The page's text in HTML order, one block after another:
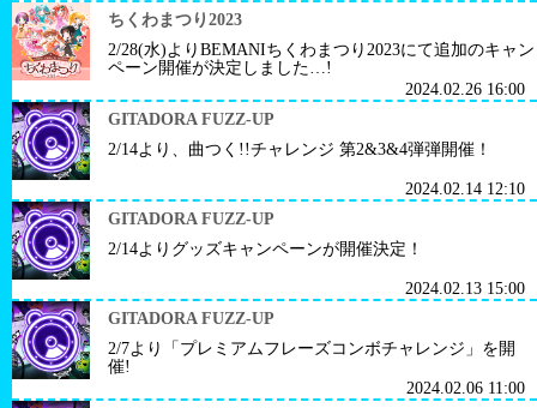
ちくわまつり2023
2/28(水)よりBEMANIちくわまつり2023にて追加のキャン
ペーン開催が決定しました…!
2024.02.26 16:00
GITADORA FUZZ-UP
2/14より、曲つく!!チャレンジ 第2&3&4弾弾開催！
2024.02.14 12:10
GITADORA FUZZ-UP
2/14よりグッズキャンペーンが開催決定！
2024.02.13 15:00
GITADORA FUZZ-UP
2/7より「プレミアムフレーズコンボチャレンジ」を開
催!
2024.02.06 11:00